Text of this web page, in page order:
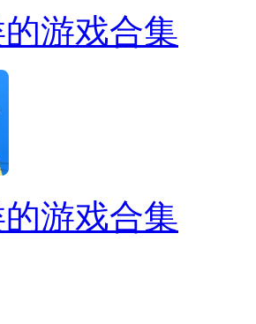
游戏合集
游戏合集